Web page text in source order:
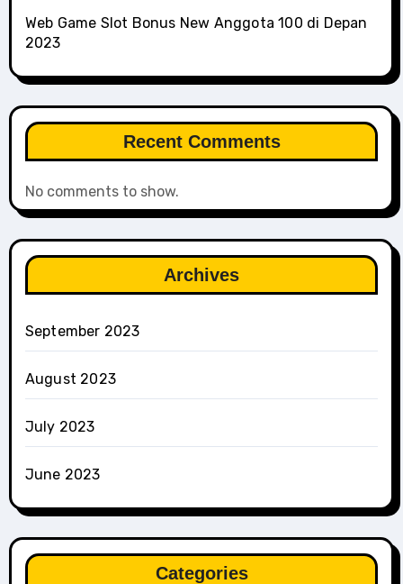
Web Game Slot Bonus New Anggota 100 di Depan
2023
Recent Comments
No comments to show.
Archives
September 2023
August 2023
July 2023
June 2023
Categories